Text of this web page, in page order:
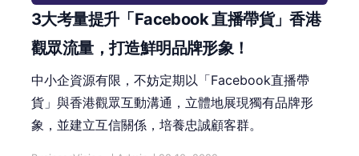
3大考量提升「Facebook 直播帶貨」香港
觀眾流量，打造鮮明品牌形象！
中小企資源有限，不妨定期以「Facebook直播帶
貨」與香港觀眾互動溝通，立體地展現獨有品牌形
象，並建立互信關係，培養忠誠顧客群。